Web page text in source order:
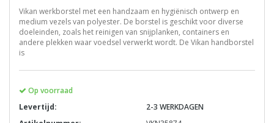
Vikan werkborstel met een handzaam en hygiënisch ontwerp en
medium vezels van polyester. De borstel is geschikt voor diverse
doeleinden, zoals het reinigen van snijplanken, containers en
andere plekken waar voedsel verwerkt wordt. De Vikan handborstel
is
Op voorraad
Levertijd:
2-3 WERKDAGEN